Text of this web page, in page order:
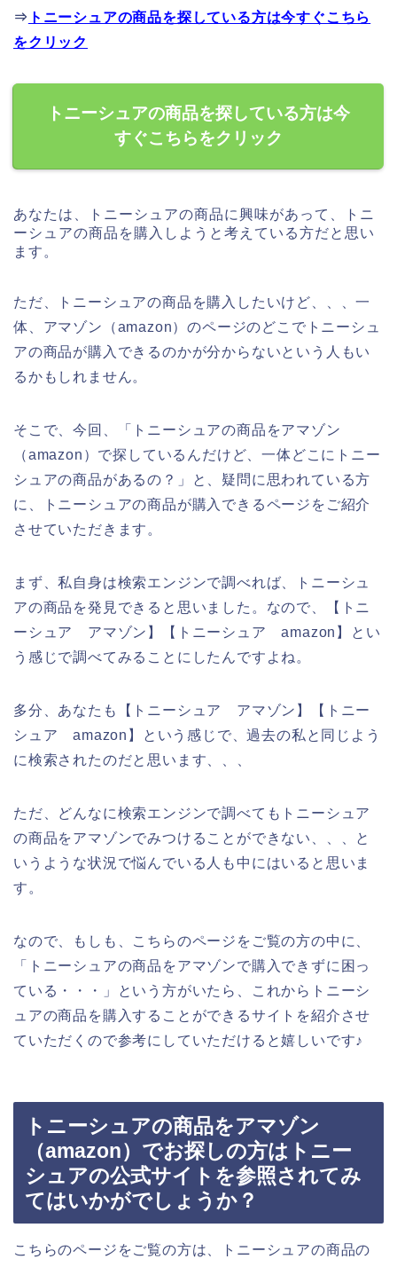
⇒ トニーシュアの商品を探している方は今すぐこちら
をクリック
トニーシュアの商品を探している方は今
すぐこちらをクリック
あなたは、トニーシュアの商品に興味があって、トニ
ーシュアの商品を購入しようと考えている方だと思い
ます。
ただ、トニーシュアの商品を購入したいけど、、、一
体、アマゾン（amazon）のページのどこでトニーシュ
アの商品が購入できるのかが分からないという人もい
るかもしれません。
そこで、今回、「トニーシュアの商品をアマゾン
（amazon）で探しているんだけど、一体どこにトニー
シュアの商品があるの？」と、疑問に思われている方
に、トニーシュアの商品が購入できるページをご紹介
させていただきます。
まず、私自身は検索エンジンで調べれば、トニーシュ
アの商品を発見できると思いました。なので、【トニ
ーシュア アマゾン】【トニーシュア amazon】とい
う感じで調べてみることにしたんですよね。
多分、あなたも【トニーシュア アマゾン】【トニー
シュア amazon】という感じで、過去の私と同じよう
に検索されたのだと思います、、、
ただ、どんなに検索エンジンで調べてもトニーシュア
の商品をアマゾンでみつけることができない、、、と
いうような状況で悩んでいる人も中にはいると思いま
す。
なので、もしも、こちらのページをご覧の方の中に、
「トニーシュアの商品をアマゾンで購入できずに困っ
ている・・・」という方がいたら、これからトニーシ
ュアの商品を購入することができるサイトを紹介させ
ていただくので参考にしていただけると嬉しいです♪
トニーシュアの商品をアマゾン
（amazon）でお探しの方はトニー
シュアの公式サイトを参照されてみ
てはいかがでしょうか？
こちらのページをご覧の方は、トニーシュアの商品の